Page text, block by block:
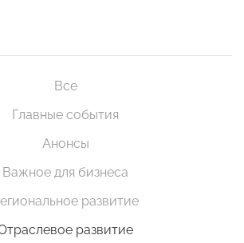
Все
Главные события
Анонсы
Важное для бизнеса
развитие
развитие